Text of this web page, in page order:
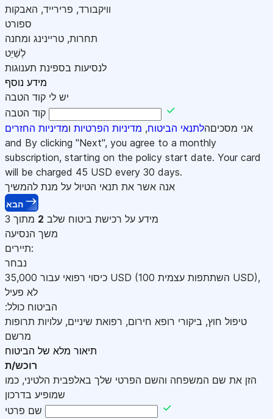
וויקבורד, פרירייד, האבקות
ספורט
תחרות, טריינינג ומחנה
לְשַׁיֵט
לנסיעות בספינת תענוגות
מידע נוסף
יש לי קוד הטבה
קוד הטבה
אני מסכיםהלתנאי הביטוח, מדיניות הפרטיות ומדיניות החזרים
and By clicking "Next", you agree to a monthly
subscription, starting on the policy start date. Your card
will be charged 45 USD every 30 days.
אנה אשר את תנאי הטיול על מנת להמשיך
הבא
מידע על רכישת ביטוח שלב 2 מתוך 3
משך הנסיעה
תיירים:
נבחר
כיסוי רפואי עבור 35,000 USD USD),
לא פעיל
:הביטוח כולל
טיפול חוץ, ביקורי רופא חירום, רפואת שיניים, עלויות תרופות
מרשם
תיאור מלא של הביטוח
רוכש/ת
הזן את שם המשפחה והשם הפרטי שלך באלפבית הלטיני, כמו
שמופיע בדרכון
שם פרטי